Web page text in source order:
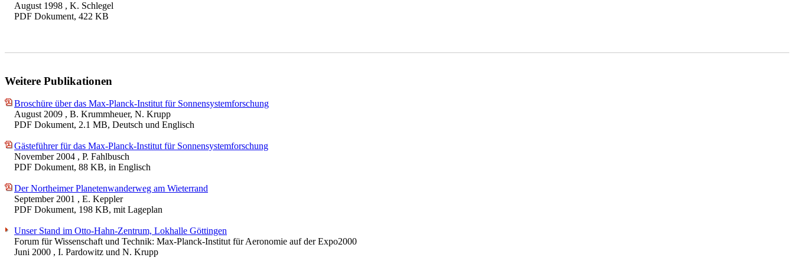
August 1998 , K. Schlegel
PDF Dokument, 422 KB
Weitere Publikationen
Broschüre über das Max-Planck-Institut für Sonnensystemforschung
August 2009 , B. Krummheuer, N. Krupp
PDF Dokument, 2.1 MB, Deutsch und Englisch
Gästeführer für das Max-Planck-Institut für Sonnensystemforschung
November 2004 , P. Fahlbusch
PDF Dokument, 88 KB, in Englisch
Der Northeimer Planetenwanderweg am Wieterrand
September 2001 , E. Keppler
PDF Dokument, 198 KB, mit Lageplan
Unser Stand im Otto-Hahn-Zentrum, Lokhalle Göttingen
Forum für Wissenschaft und Technik: Max-Planck-Institut für Aeronomie auf der Expo2000
Juni 2000 , I. Pardowitz und N. Krupp